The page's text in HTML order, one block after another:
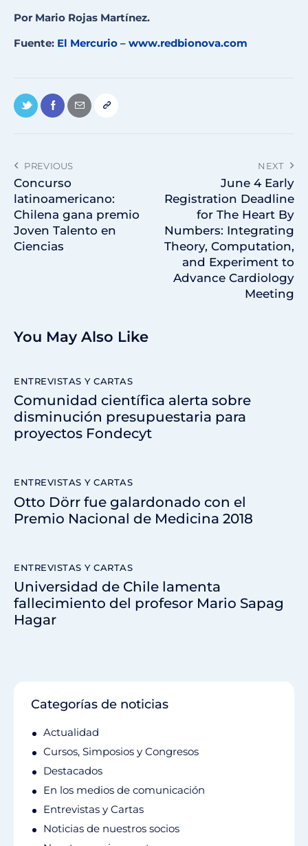
Por Mario Rojas Martínez.
Fuente: El Mercurio – www.redbionova.com
PREVIOUS
Concurso
latinoamericano:
Chilena gana premio
Joven Talento en
Ciencias
NEXT
June 4 Early
Registration Deadline
for The Heart By
Numbers: Integrating
Theory, Computation,
and Experiment to
Advance Cardiology
Meeting
You May Also Like
ENTREVISTAS Y CARTAS
Comunidad científica alerta sobre
disminución presupuestaria para
proyectos Fondecyt
ENTREVISTAS Y CARTAS
Otto Dörr fue galardonado con el
Premio Nacional de Medicina 2018
ENTREVISTAS Y CARTAS
Universidad de Chile lamenta
fallecimiento del profesor Mario Sapag
Hagar
Categorías de noticias
Actualidad
Cursos, Simposios y Congresos
Destacados
En los medios de comunicación
Entrevistas y Cartas
Noticias de nuestros socios